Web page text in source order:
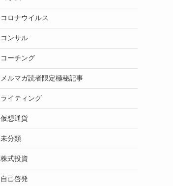
コロナウイルス
コンサル
コーチング
メルマガ読者限定極秘記事
ライティング
仮想通貨
未分類
株式投資
自己啓発